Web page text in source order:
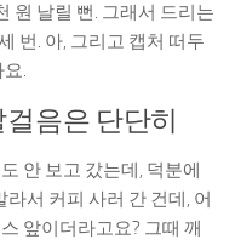
원 날릴 뻔. 그래서 드리는
번. 아, 그리고 캡처 떠두
.
음은 단단히
안 보고 갔는데, 덕분에
서 커피 사러 간 건데, 어
앞이더라고요? 그때 깨